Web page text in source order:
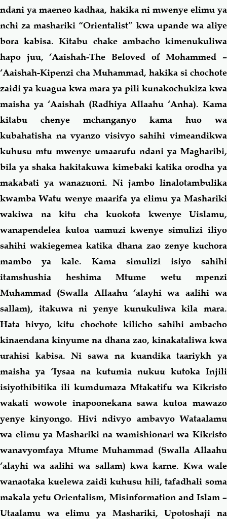
ndani ya maeneo kadhaa, hakika ni mwenye elimu ya
nchi za mashariki “Orientalist” kwa upande wa aliye
bora kabisa. Kitabu chake ambacho kimenukuliwa
hapo juu, ‘Aaishah-The Beloved of Mohammed –
‘Aaishah-Kipenzi cha Muhammad, hakika si chochote
zaidi ya kuagua kwa mara ya pili kunakochukiza kwa
maisha ya ‘Aaishah (Radhiya Allaahu ‘Anha). Kama
kitabu chenye mchanganyo kama huo wa
kubahatisha na vyanzo visivyo sahihi vimeandikwa
kuhusu mtu mwenye umaarufu ndani ya Magharibi,
bila ya shaka hakitakuwa kimebaki katika orodha ya
makabati ya wanazuoni. Ni jambo linalotambulika
kwamba Watu wenye maarifa ya elimu ya Mashariki
wakiwa na kitu cha kuokota kwenye Uislamu,
wanapendelea kutoa uamuzi kwenye simulizi iliyo
sahihi wakiegemea katika dhana zao zenye kuchora
mambo ya kale. Kama simulizi isiyo sahihi
itamshushia heshima Mtume wetu mpenzi
Muhammad (Swalla Allaahu ‘alayhi wa aalihi wa
sallam), itakuwa ni yenye kunukuliwa kila mara.
Hata hivyo, kitu chochote kilicho sahihi ambacho
kinaendana kinyume na dhana zao, kinakataliwa kwa
urahisi kabisa. Ni sawa na kuandika taariykh ya
maisha ya ‘Iysaa na kutumia nukuu kutoka Injili
isiyothibitika ili kumdumaza Mtakatifu wa Kikristo
wakati wowote inapoonekana sawa kutoa mawazo
yenye kinyongo. Hivi ndivyo ambavyo Wataalamu
wa elimu ya Mashariki na wamishionari wa Kikristo
wanavyomfaya Mtume Muhammad (Swalla Allaahu
‘alayhi wa aalihi wa sallam) kwa karne. Kwa wale
wanaotaka kuelewa zaidi kuhusu hili, tafadhali soma
makala yetu Orientalism, Misinformation and Islam –
Utaalamu wa elimu ya Mashariki, Upotoshaji na